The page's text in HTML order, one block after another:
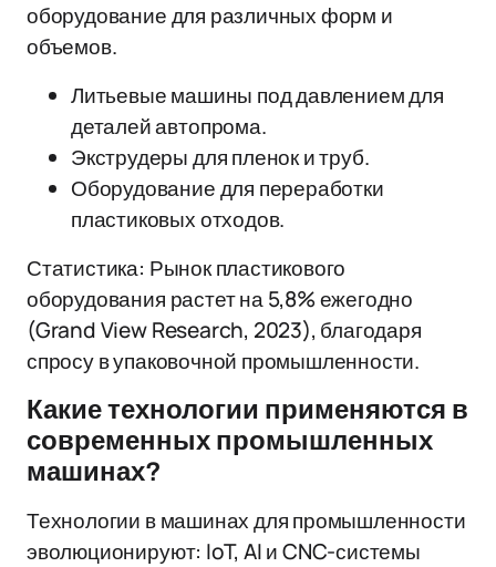
оборудование для различных форм и
объемов.
Литьевые машины под давлением для
деталей автопрома.
Экструдеры для пленок и труб.
Оборудование для переработки
пластиковых отходов.
Статистика: Рынок пластикового
оборудования растет на 5,8% ежегодно
(Grand View Research, 2023), благодаря
спросу в упаковочной промышленности.
Какие технологии применяются в
современных промышленных
машинах?
Технологии в машинах для промышленности
эволюционируют: IoT, AI и CNC-системы